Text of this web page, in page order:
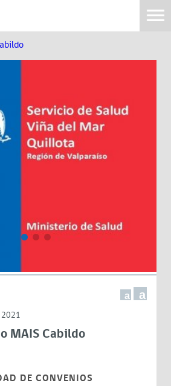
a a
2021
MAIS Cabildo
DE CONVENIOS